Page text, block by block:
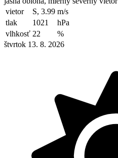
vietor
S, 3.99 m/s
tlak
1021
hPa
vlhkosť 22
%
štvrtok 13. 8. 2026